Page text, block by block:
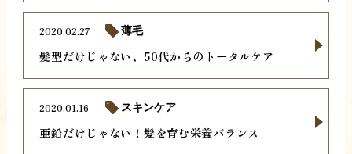
髪型だけじゃない、50代からのトータルケア
2020.02.27 薄毛
亜鉛だけじゃない！髪を育む栄養バランス
2020.01.16 スキンケア